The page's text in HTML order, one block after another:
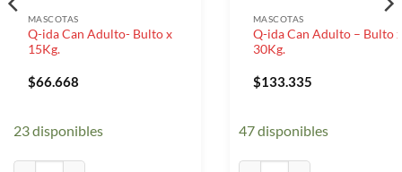
MASCOTAS
Q-ida Can Adulto- Bulto x
15Kg.
$66.668
23 disponibles
MASCOTAS
Q-ida Can Adulto – Bulto x
30Kg.
$133.335
47 disponibles